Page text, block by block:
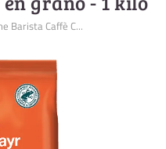
Barista Caffè C...